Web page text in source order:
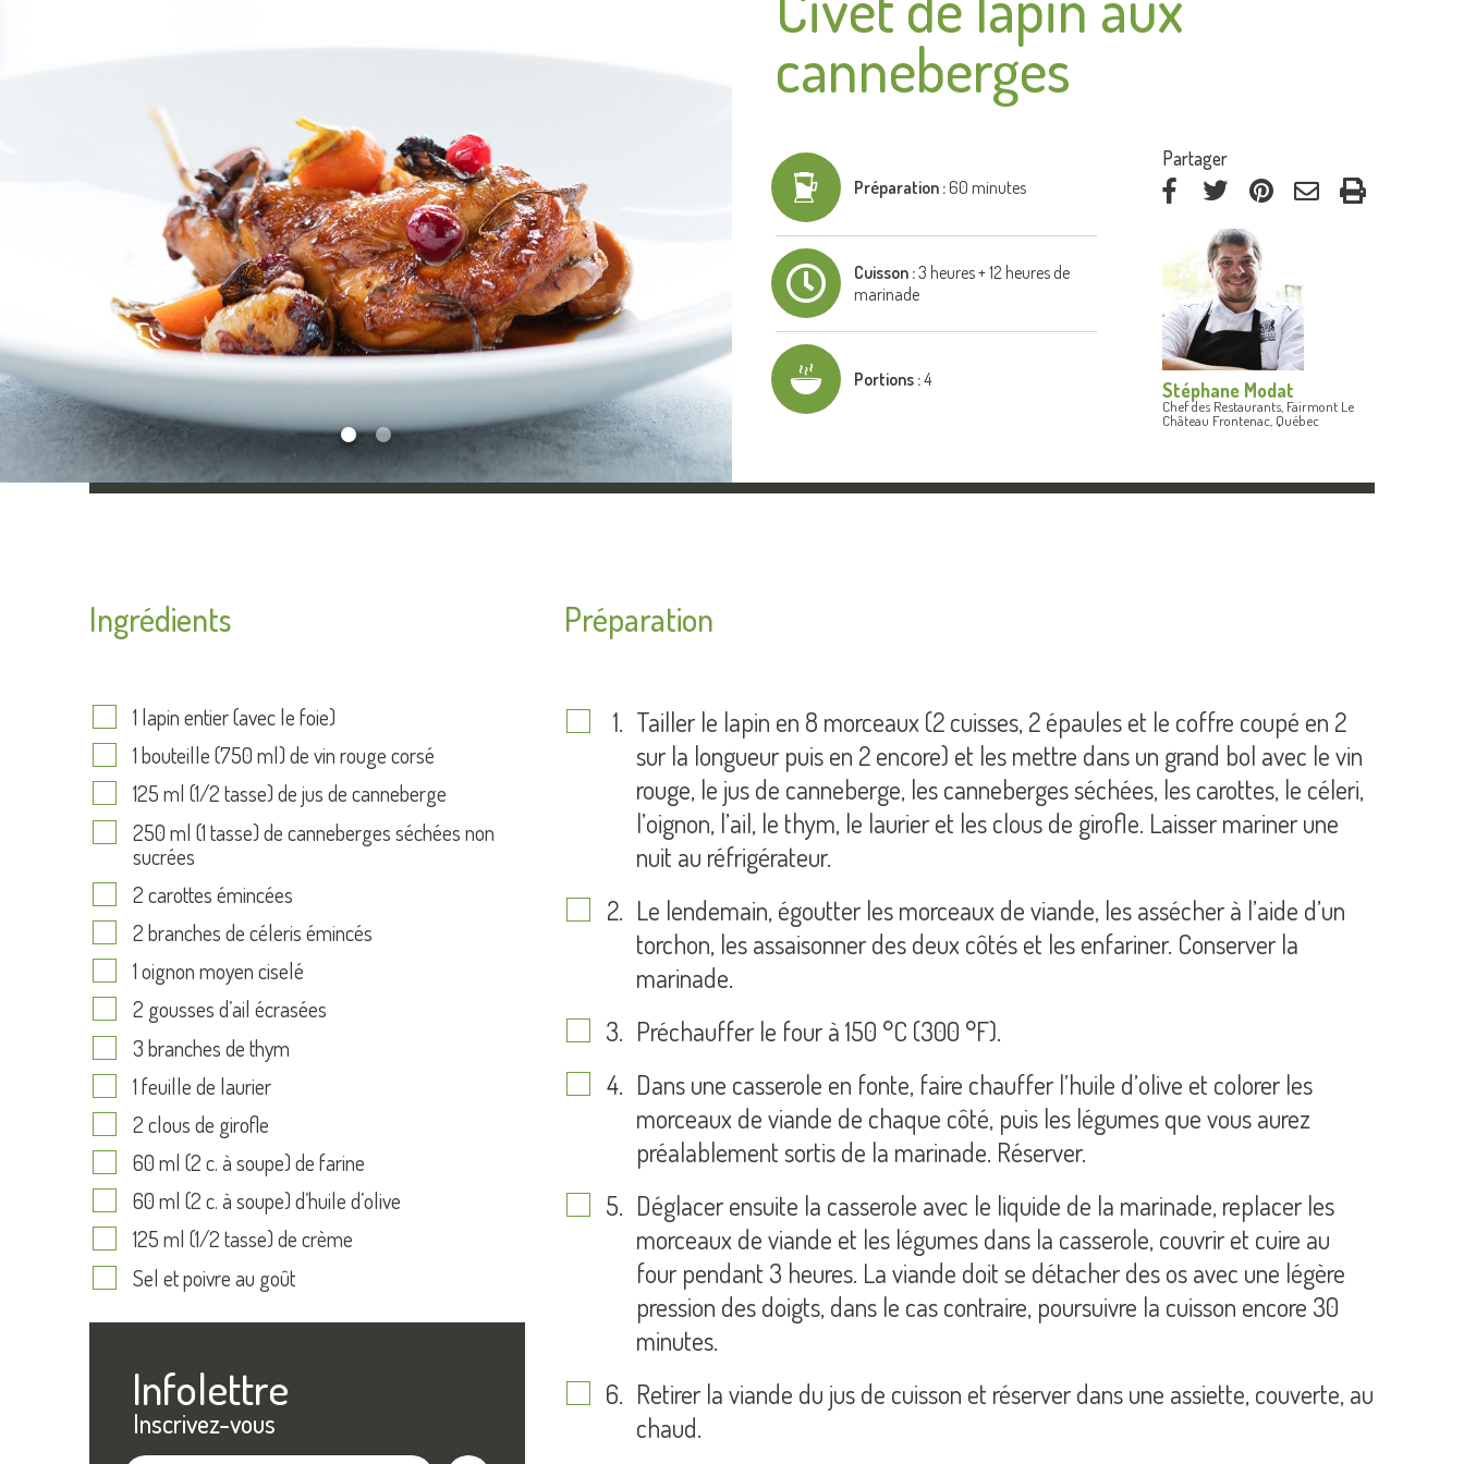
canneberges
Préparation : 60 minutes
Cuisson :3 heures + 12 heures de
marinade
Portions :4
Partager:
Twitter Pinterest
Stéphane Modat
Chef des Restaurants, Fairmont Le
Château Frontenac, Québec
Ingrédients
1 lapin entier (avec le foie)
1 bouteille (750 ml) de vin rouge corsé
125 ml (1/2 tasse) de jus de canneberge
250 ml (1 tasse) de canneberges séchées non
sucrées
2 carottes émincées
2 branches de céleris émincés
1 oignon moyen ciselé
2 gousses d’ail écrasées
3 branches de thym
1 feuille de laurier
2 clous de girofle
60 ml (2 c. à soupe) de farine
60 ml (2 c. à soupe) d’huile d’olive
125 ml (1/2 tasse) de crème
Sel et poivre au goût
Infolettre
Inscrivez-vous
Préparation
Tailler le lapin en 8 morceaux (2 cuisses, 2 épaules et le coffre coupé en 2
sur la longueur puis en 2 encore) et les mettre dans un grand bol avec le vin
rouge, le jus de canneberge, les canneberges séchées, les carottes, le céleri,
l’oignon, l’ail, le thym, le laurier et les clous de girofle. Laisser mariner une
nuit au réfrigérateur.
Le lendemain, égoutter les morceaux de viande, les assécher à l’aide d’un
torchon, les assaisonner des deux côtés et les enfariner. Conserver la
marinade.
Préchauffer le four à 150 °C (300 °F).
Dans une casserole en fonte, faire chauffer l’huile d’olive et colorer les
morceaux de viande de chaque côté, puis les légumes que vous aurez
préalablement sortis de la marinade. Réserver.
Déglacer ensuite la casserole avec le liquide de la marinade, replacer les
morceaux de viande et les légumes dans la casserole, couvrir et cuire au
four pendant 3 heures. La viande doit se détacher des os avec une légère
pression des doigts, dans le cas contraire, poursuivre la cuisson encore 30
minutes.
Retirer la viande du jus de cuisson et réserver dans une assiette, couverte, au
chaud.